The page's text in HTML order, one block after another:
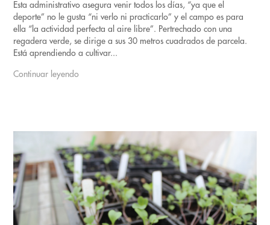
Esta administrativo asegura venir todos los días, “ya que el
deporte” no le gusta “ni verlo ni practicarlo” y el campo es para
ella “la actividad perfecta al aire libre”. Pertrechado con una
regadera verde, se dirige a sus 30 metros cuadrados de parcela.
Está aprendiendo a cultivar...
Continuar leyendo